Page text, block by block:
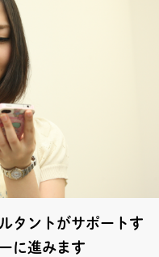
タントがサポートす
に進みます